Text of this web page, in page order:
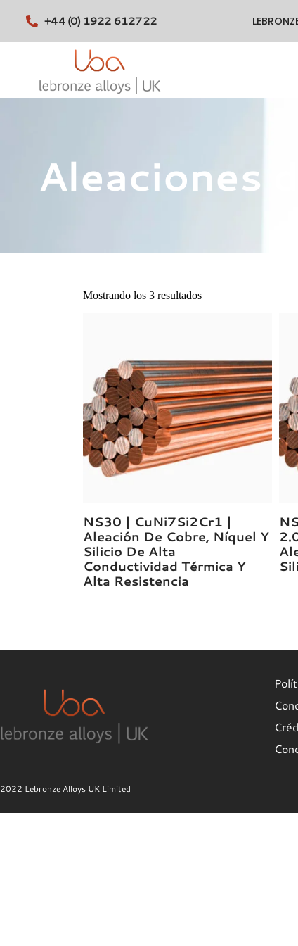
+44 (0) 1922 612722
Aleaciones
Mostrando los 3 resultados
NS30 | CuNi7Si2Cr1 |
Aleación De Cobre, Níquel Y
Silicio De Alta
Conductividad Térmica Y
Alta Resistencia
2022 Lebronze Alloys UK Limited